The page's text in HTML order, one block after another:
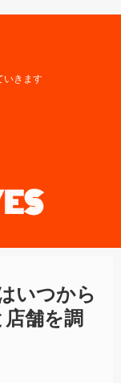
いきます
いつから
舗を調